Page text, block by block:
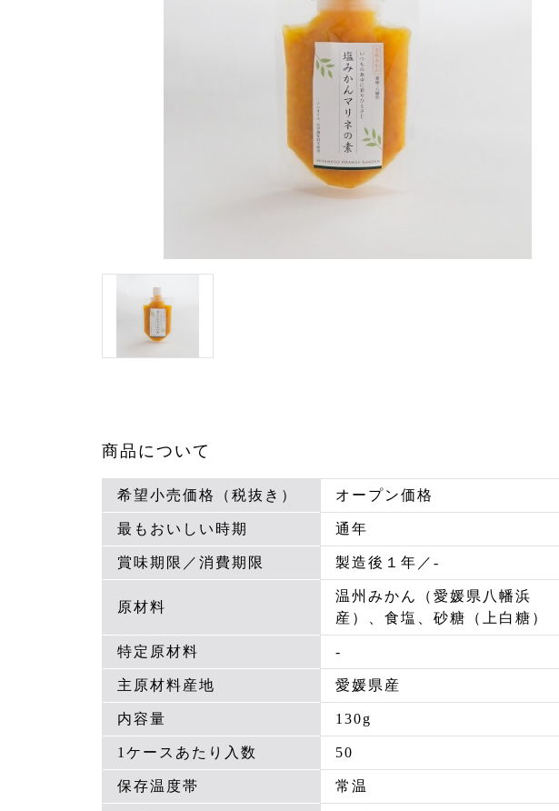
商品について
希望小売価格（税抜き） オープン価格
最もおいしい時期 通年
賞味期限／消費期限 製造後１年／-
原材料
温州みかん（愛媛県八幡浜
産）、食塩、砂糖（上白糖）
特定原材料 -
主原材料産地 愛媛県産
内容量 130g
1ケースあたり入数 50
保存温度帯 常温